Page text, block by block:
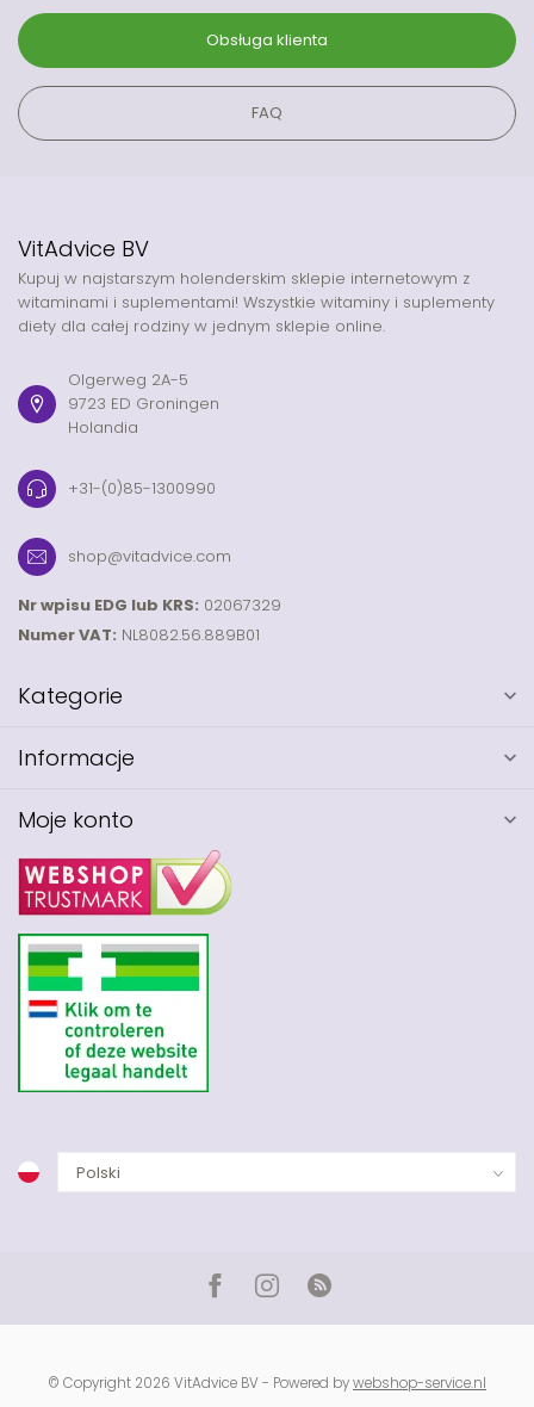
Obsługa klienta
FAQ
VitAdvice BV
Kupuj w najstarszym holenderskim sklepie internetowym z
witaminami i suplementami! Wszystkie witaminy i suplementy
diety dla całej rodziny w jednym sklepie online.
Olgerweg 2A-5
9723 ED Groningen
Holandia
+31-(0)85-1300990
shop@vitadvice.com
Nr wpisu EDG lub KRS: 02067329
Numer VAT: NL8082.56.889B01
Kategorie
Informacje
Moje konto
© Copyright 2026 VitAdvice BV - Powered bywebshop-service.nl